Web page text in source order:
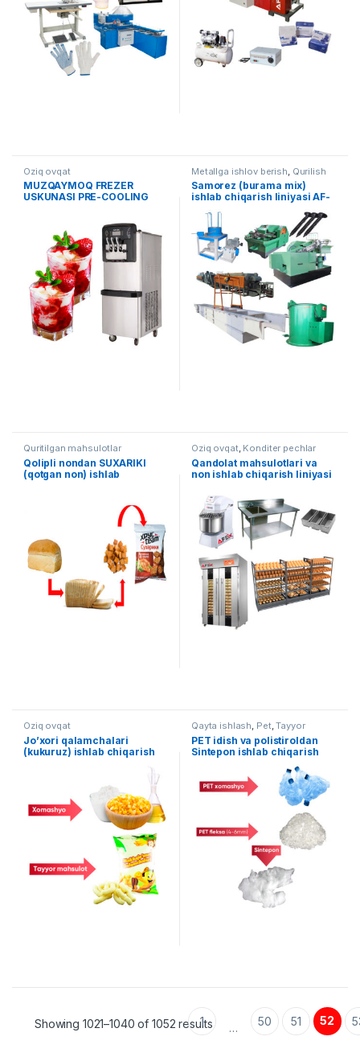
Oziq ovqat
MUZQAYMOQ FREZER
USKUNASI PRE-COOLING
Metallga ishlov berish Qurilish
uskunalari ,Tayyor liniyalar
Samorez (burama mix)
ishlab chiqarish liniyasi AF-
Quritilgan mahsulotlar
Qolipli nondan SUXARIKI
(qotgan non) ishlab
Oziq ovqat, Konditer pechlar
Qandolat mahsulotlari va
non ishlab chiqarish liniyasi
Oziq ovqat
Jo’xori qalamchalari
(kukuruz) ishlab chiqarish
Qayta ishlash, Pet,Tayyor
liniyalar
PET idish va polistiroldan
Sintepon ishlab chiqarish
Showing 1021–1040 of 1052 results
1 … 50 51 52